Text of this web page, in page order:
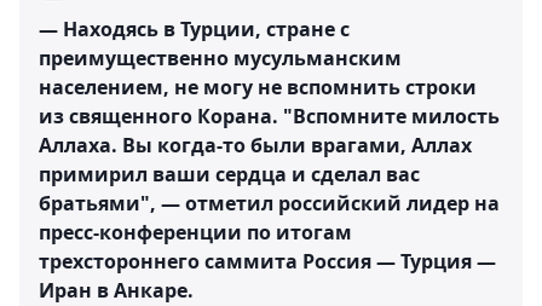
— Находясь в Турции, стране с
преимущественно мусульманским
населением, не могу не вспомнить строки
из священного Корана. "Вспомните милость
Аллаха. Вы когда-то были врагами, Аллах
примирил ваши сердца и сделал вас
братьями", — отметил российский лидер на
пресс-конференции по итогам
трехстороннего саммита Россия — Турция —
Иран в Анкаре.